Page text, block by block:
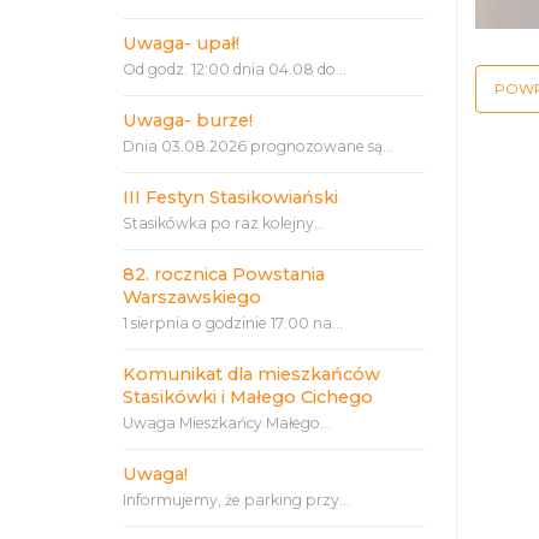
Uwaga- upał!
Od godz. 12:00 dnia 04.08 do...
Uwaga- burze!
Dnia 03.08.2026 prognozowane są...
III Festyn Stasikowiański
Stasikówka po raz kolejny...
82. rocznica Powstania
Warszawskiego
1 sierpnia o godzinie 17:00 na...
Komunikat dla mieszkańców
Stasikówki i Małego Cichego
Uwaga Mieszkańcy Małego...
Uwaga!
Informujemy, że parking przy...